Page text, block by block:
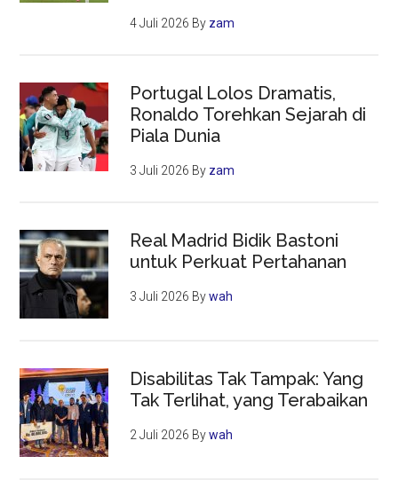
4 Juli 2026 By zam
Portugal Lolos Dramatis,
Ronaldo Torehkan Sejarah di
Piala Dunia
3 Juli 2026 By zam
Real Madrid Bidik Bastoni
untuk Perkuat Pertahanan
3 Juli 2026 Bywah
Disabilitas Tak Tampak: Yang
Tak Terlihat, yang Terabaikan
2 Juli 2026 Bywah